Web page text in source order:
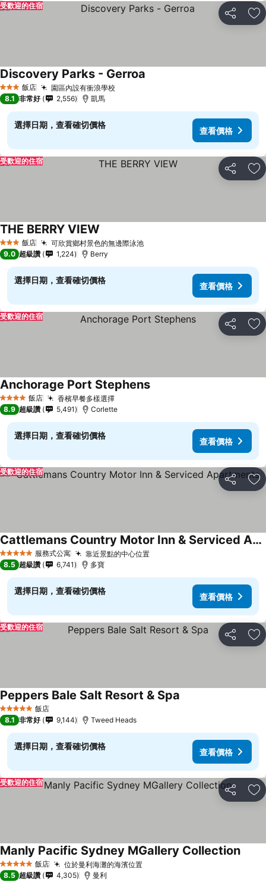
分享 加
受歡迎的住宿
3 星級 飯店 園區內設有衝浪學校
Discovery Parks - Gerroa
8.1 非常好 2,556 凱馬
選擇日期，查看確切價格
查看價格
分享 加
受歡迎的住宿
3 星級 飯店 可欣賞鄉村景色的無邊際泳池
THE BERRY VIEW
9.0 超級讚 1,224 Berry
選擇日期，查看確切價格
查看價格
分享 加
受歡迎的住宿
4 星級 飯店 香檳早餐多樣選擇
Anchorage Port Stephens
8.9 超級讚 5,491 Corlette
選擇日期，查看確切價格
查看價格
分享 加
受歡迎的住宿
5 星級 服務式公寓 靠近景點的中心位置
Cattlemans Country Motor Inn & Serviced Apartments
8.5 超級讚 6,741 多寶
選擇日期，查看確切價格
查看價格
分享 加
受歡迎的住宿
5 星級 飯店
Peppers Bale Salt Resort & Spa
8.1 非常好 9,144 Tweed Heads
選擇日期，查看確切價格
查看價格
分享 加
受歡迎的住宿
5 星級 飯店 位於曼利海灘的海濱位置
Manly Pacific Sydney MGallery Collection
8.5 超級讚 4,305 曼利